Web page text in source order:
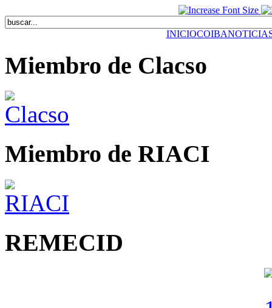
INICIOCOIBA
Miembro de Clacso
Miembro de RIACI
REMECID